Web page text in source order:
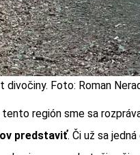
Foto: Roman
región sme sa
predstaviť. Či už sa